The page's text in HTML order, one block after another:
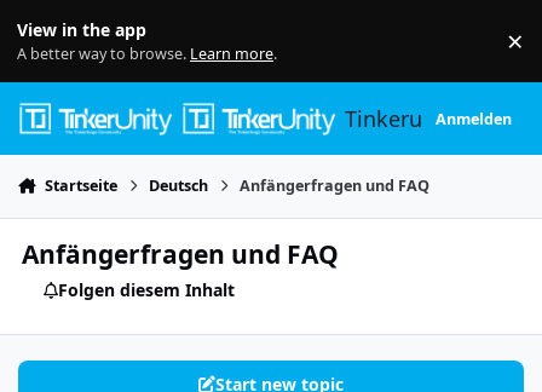
View in the app
A better way to browse. Learn more. ×
TinkerunityAnmelden
Startseite Deutsch Anfängerfragen und FAQ
Anfängerfragen und FAQ
Folgen diesem Inhalt
Start new topic